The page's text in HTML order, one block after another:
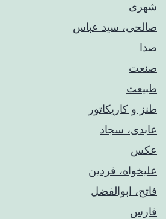
شهری
صالحی، سید عباس
صدا
صنعت
طبیعت
طنز و کاریکاتور
عابدی، سجاد
عکس
علیخواه، فردین
فاتح، ابوالفضل
فارس